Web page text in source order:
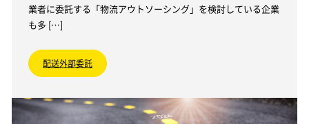
業者に委託する「物流アウトソーシング」を検討している企業
も多 […]
配送外部委託